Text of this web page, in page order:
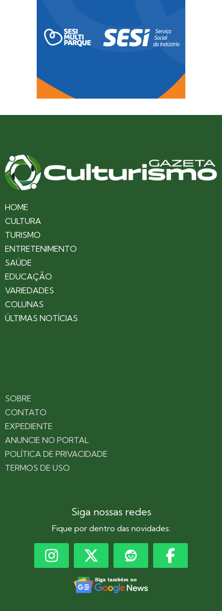
HOME
CULTURA
TURISMO
ENTRETENIMENTO
SAÚDE
EDUCAÇÃO
VARIEDADES
COLUNAS
ÚLTIMAS NOTÍCIAS
SOBRE
CONTATO
EXPEDIENTE
ANUNCIE NO PORTAL
POLÍTICA DE PRIVACIDADE
TERMOS DE USO
Siga nossas redes
Fique por dentro das novidades: